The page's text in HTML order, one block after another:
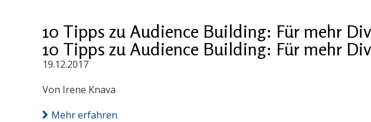
10 Tipps zu Audience Building: Für mehr
10 Tipps zu Audience Building: Für mehr
19.12.2017
Von Irene Knava
Mehr erfahren